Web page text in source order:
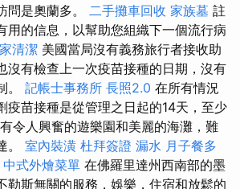
問是奧蘭多。 二手攤車回收 家族墓 註
用的信息，以幫助您組織下一個流行病
清潔 美國當局沒有義務旅行者接收助
沒有檢查上一次疫苗接種的日期，沒有
。 記帳士事務所 長照2.0 在所有情況
疫苗接種是從管理之日起的14天，至少
令人興奮的遊樂園和美麗的海灘，難
。 室內裝潢 杜拜簽證 漏水 月子餐多
中式外燴菜單 在佛羅里達州西南部的墨
勒斯無關的服務，娛樂，住宿和放鬆的